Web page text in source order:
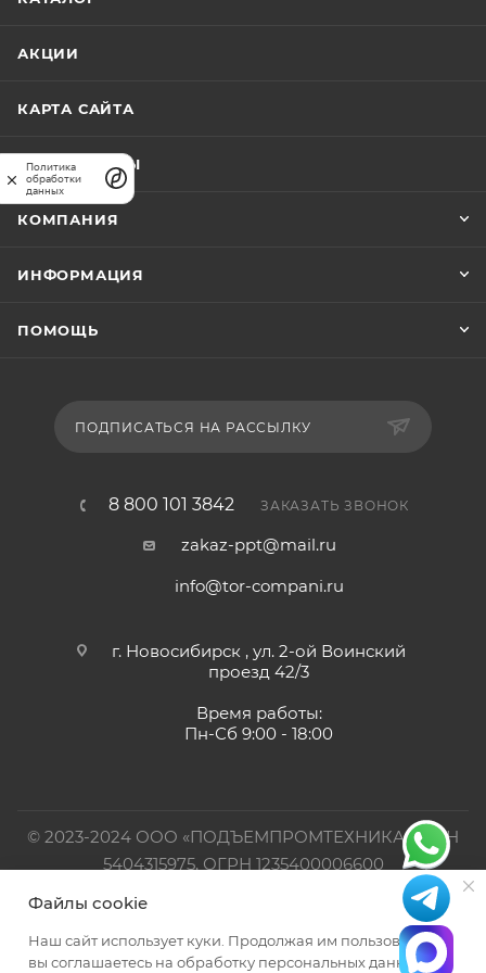
АКЦИИ
КАРТА САЙТА
ПРАЙС-ЛИСТЫ
КОМПАНИЯ
ИНФОРМАЦИЯ
ПОМОЩЬ
ПОДПИСАТЬСЯ НА РАССЫЛКУ
8 800 101 3842 ЗАКАЗАТЬ ЗВОНОК
zakaz-ppt@mail.ru
info@tor-compani.ru
г. Новосибирск , ул. 2-ой Воинский
проезд 42/3
Время работы:
Пн-Сб 9:00 - 18:00
© 2023-2024 ООО «ПОДЪЕМПРОМТЕХНИКА». ИНН
5404315975, ОГРН 1235400006600
Официальный представитель TOR INDUSTRIES
Файлы cookie
Наш сайт использует куки. Продолжая им пользоваться,
вы соглашаетесь на обработку персональных данных в
Политика
обработки
данных